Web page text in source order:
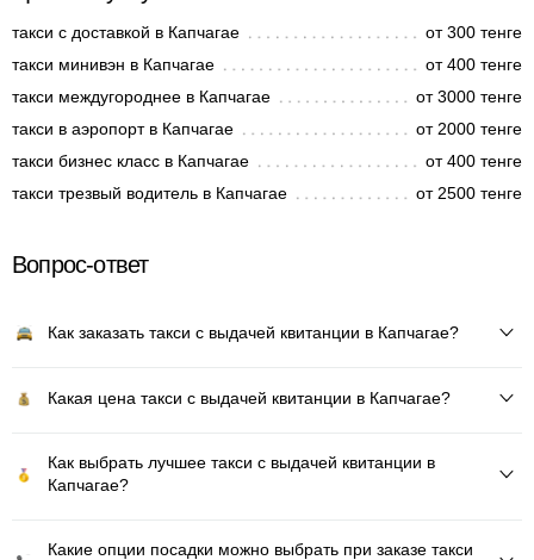
такси с доставкой в Капчагае
от 300 тенге
такси минивэн в Капчагае
от 400 тенге
такси междугороднее в Капчагае
от 3000 тенге
такси в аэропорт в Капчагае
от 2000 тенге
такси бизнес класс в Капчагае
от 400 тенге
такси трезвый водитель в Капчагае
от 2500 тенге
Вопрос-ответ
Как заказать такси с выдачей квитанции в Капчагае?
Какая цена такси с выдачей квитанции в Капчагае?
Как выбрать лучшее такси с выдачей квитанции в
Капчагае?
Какие опции посадки можно выбрать при заказе такси